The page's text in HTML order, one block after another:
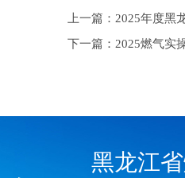
上一篇：2025年度黑
下一篇：2025燃气实
黑龙江